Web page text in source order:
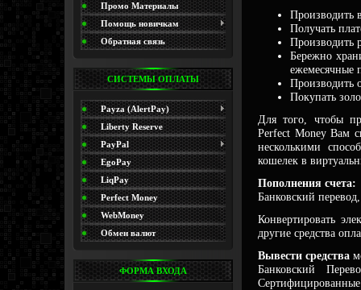
Промо Материалы
(Promo)Помощь новичкам
Обратная связь
СИСТЕМЫ ОПЛАТЫ
Payza (AlertPay)
Liberty Reserve
PayPal
EgoPay
LiqPay
Perfect Money
WebMoney
Обмен валют
ФОРМА ВХОДА
Производить
Получать
Производить
Бережно
ежемесячные
Производить
Покупать
Для того, чтобы
Perfect Money Вам
несколькими
кошелек в
Пополнения счета:
Банковский
Конвертировать
другие средства
Вывести средства
Банковский